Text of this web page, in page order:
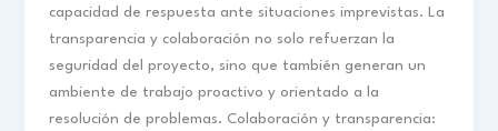
capacidad de respuesta ante situaciones imprevistas. La
transparencia y colaboración no solo refuerzan la
seguridad del proyecto, sino que también generan un
ambiente de trabajo proactivo y orientado a la
resolución de problemas. Colaboración y transparencia: